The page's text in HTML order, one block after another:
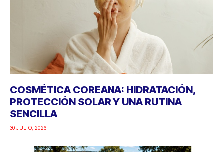
COSMÉTICA COREANA: HIDRATACIÓN,
PROTECCIÓN SOLAR Y UNA RUTINA
SENCILLA
30 JULIO, 2026